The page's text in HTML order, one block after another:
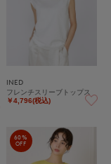
INED
フレンチスリーブトップス
￥4,796(税込)
60%
OFF